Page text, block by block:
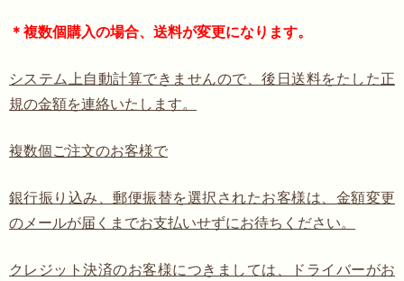
＊複数個購入の場合、送料が変更になります。
システム上自動計算できませんので、後日送料をたした正
規の金額を連絡いたします。
複数個ご注文のお客様で
銀行振り込み、郵便振替を選択されたお客様は、金額変更
のメールが届くまでお支払いせずにお待ちください。
クレジット決済のお客様につきましては、ドライバーがお